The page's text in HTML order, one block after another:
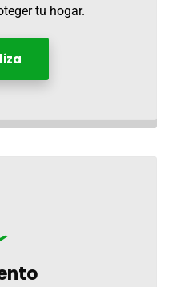
tu hogar.